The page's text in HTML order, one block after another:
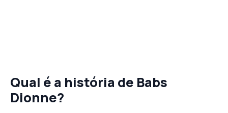
Qual é a história de Babs
Dionne?